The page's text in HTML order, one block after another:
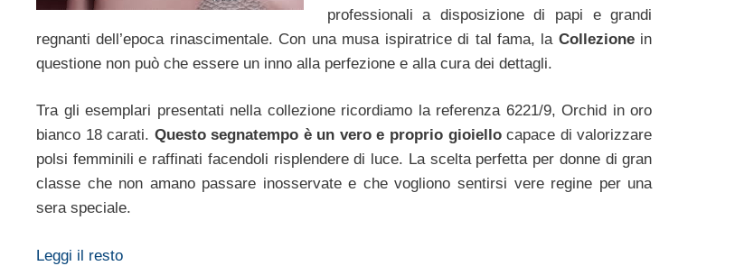
professionali a disposizione di papi e grandi
regnanti dell’epoca rinascimentale. Con una musa ispiratrice di tal fama, la Collezione in
questione non può che essere un inno alla perfezione e alla cura dei dettagli.
Tra gli esemplari presentati nella collezione ricordiamo la referenza 6221/9, Orchid in oro
bianco 18 carati. Questo segnatempo è un vero e proprio gioiellocapace di valorizzare
polsi femminili e raffinati facendoli risplendere di luce. La scelta perfetta per donne di gran
classe che non amano passare inosservate e che vogliono sentirsi vere regine per una
sera speciale.
Leggi il resto